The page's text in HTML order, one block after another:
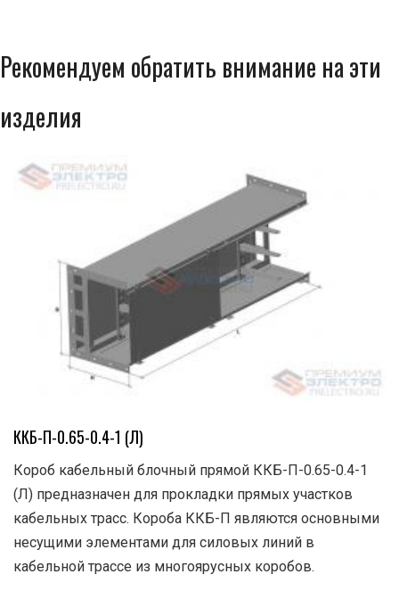
Рекомендуем обратить внимание на эти
изделия
ККБ-П-0.65-0.4-1 (Л)
Короб кабельный блочный прямой ККБ-П-0.65-0.4-1
(Л) предназначен для прокладки прямых участков
кабельных трасс. Короба ККБ-П являются основными
несущими элементами для силовых линий в
кабельной трассе из многоярусных коробов.